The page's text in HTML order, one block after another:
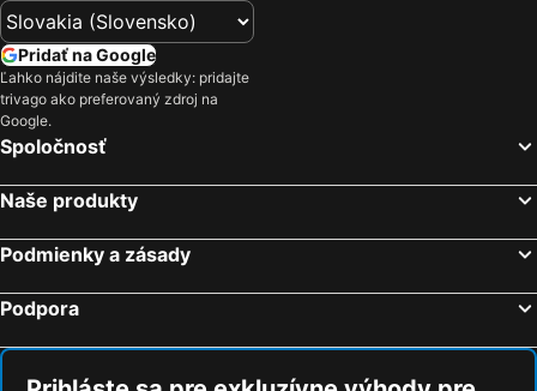
Pridať na Google
Ľahko nájdite naše výsledky: pridajte
trivago ako preferovaný zdroj na
Google.
Spoločnosť
Naše produkty
Podmienky a zásady
Podpora